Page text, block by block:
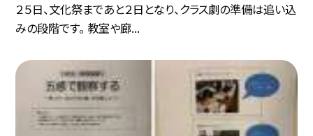
２５日、文化祭まであと２日となり、クラス劇の準備は追い込
みの段階です。 教室や廊...